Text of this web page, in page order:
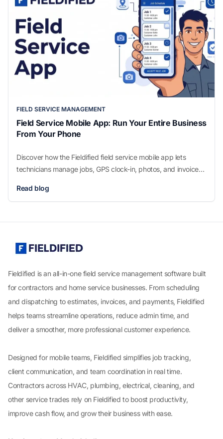
FIELD SERVICE MANAGEMENT
Field Service Mobile App: Run Your Entire Business
From Your Phone
Discover how the Fieldified field service mobile app lets
technicians manage jobs, GPS clock-in, photos, and invoices
Read blog
Fieldified is an all-in-one field service management software built
for contractors and home service businesses. From scheduling
and dispatching to estimates, invoices, and payments, Fieldified
helps teams streamline operations, reduce admin time, and
deliver a smoother, more professional customer experience.
Designed for mobile teams, Fieldified simplifies job tracking,
client communication, and team coordination in real time.
Contractors across HVAC, plumbing, electrical, cleaning, and
other service trades rely on Fieldified to boost productivity,
improve cash flow, and grow their business with ease.